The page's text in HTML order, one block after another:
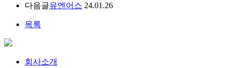
다음글유엔어스 24.01.26
목록
회사소개